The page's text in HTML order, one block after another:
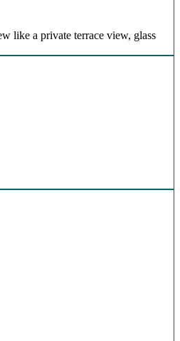
like a private terrace view, glass